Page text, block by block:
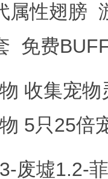
属性翅膀
免费
收集宠
5只25倍
废墟1.2-